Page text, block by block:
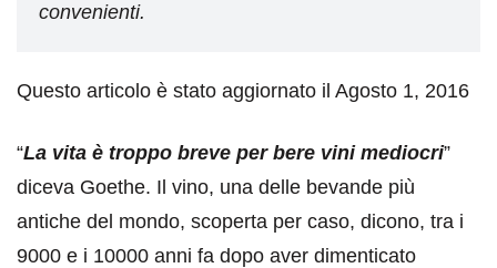
convenienti.
Questo articolo è stato aggiornato il Agosto 1, 2016
“La vita è troppo breve per bere vini mediocri”
diceva Goethe. Il vino, una delle bevande più
antiche del mondo, scoperta per caso, dicono, tra i
9000 e i 10000 anni fa dopo aver dimenticato